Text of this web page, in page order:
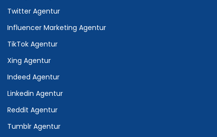
Twitter Agentur
Influencer Marketing Agentur
TikTok Agentur
Xing Agentur
Indeed Agentur
Linkedin Agentur
Reddit Agentur
Tumblr Agentur